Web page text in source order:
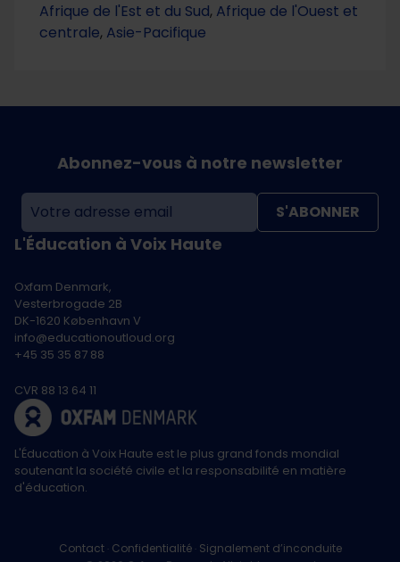
Afrique de l'Est et du Sud, Afrique de l'Ouest et
centrale, Asie-Pacifique
L'Éducation à Voix Haute
Oxfam Denmark,
Vesterbrogade 2B
DK-1620 København V
info@educationoutloud.org
+45 35 35 87 88
CVR 88 13 64 11
Abonnez-vous à notre newsletter
S'ABONNER
L'Éducation à Voix Haute est le plus grand fonds mondial
soutenant la société civile et la responsabilité en matière
d'éducation.
Contact Confidentialité Signalement d’inconduite